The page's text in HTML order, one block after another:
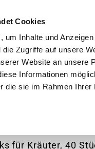
Cookies
um Inhalte und
Zugriffe auf unsere
Website an unsere
Informationen
die sie im Rahmen
Garten
DüngeSticks